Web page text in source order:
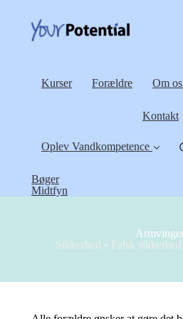
Kurser Forældre Om os
Kontakt
Oplev Vandkompetence
Bøger
Midtfyn
Sikkerhed • Falsk